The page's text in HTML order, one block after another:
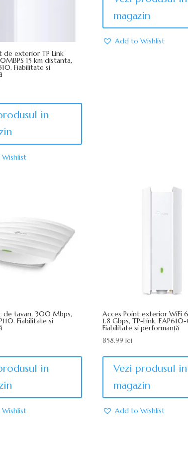
de exterior TP Link
15 km distanta,
Fiabilitate si
in
magazin
Add to Wishlist
de tavan, 300 Mbps,
Fiabilitate si
in
Acces Point exterior WiFi
1.8 Gbps, TP-Link,
Fiabilitate si performanță
858.99lei
Vezi produsul in
magazin
Add to Wishlist